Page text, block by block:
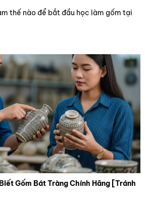
thế nào để bắt đầu học làm gốm tại
Gốm Bát Tràng Chính Hãng [Tránh